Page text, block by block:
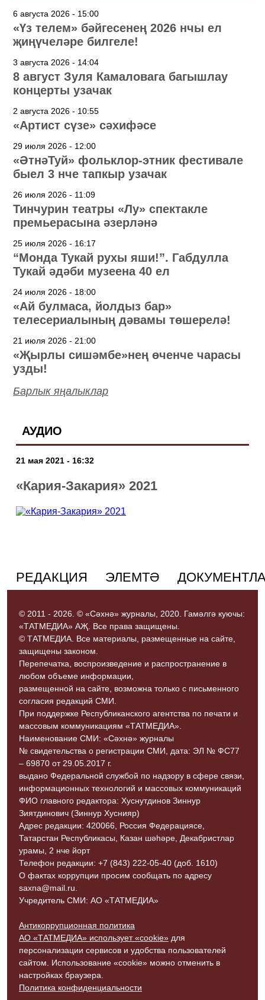
6 августа 2026 - 15:00
«Үз телем» бәйгесенең 2026 нчы ел
җиңүчеләре билгеле!
3 августа 2026 - 14:04
8 август Зуля Камаловага багышлау
концерты узачак
2 августа 2026 - 10:55
«Артист сүзе» сәхифәсе
29 июля 2026 - 12:00
«ӘтнәТуй» фольклор-этник фестивале
быел 3 нче тапкыр узачак
26 июля 2026 - 11:09
Тинчурин театры «Лу» спектакле
премьерасына әзерләнә
25 июля 2026 - 16:17
“Монда Тукай рухы яши!”. Габдулла
Тукай әдәби музеена 40 ел
24 июля 2026 - 18:00
«Ай булмаса, йолдыз бар»
телесериалының дәвамы төшерелә!
21 июля 2026 - 21:00
«Җырлы сишәмбе»нең өченче чарасы
узды!
Барлык яңалыклар
АУДИО
21 мая 2021 - 16:32
«Кария-Закария» 2021
РЕДАКЦИЯ ЭЛЕМТӘ
© 2011 - 2026. © «Сәхнә» журналы, 2020. Гамәлгә куючы:
«ТАТМЕДИА» АҖ. Все права защищены.
© ТАТМЕДИА. Все материалы, размещенные на сайте,
защищены законом.
Перепечатка, воспроизведение и распространение в
любом объеме информации,
размещенной на сайте, возможна только с письменного
согласия редакций СМИ.
При поддержке Республиканского агентства по печати и
массовым коммуникациям «ТАТМЕДИА».
Наименование СМИ: «Сәхнә» журналы
№ свидетельства о регистрации СМИ, дата: ЭЛ № ФС77
– 69870 от 29.05.2017 г.
выдано Федеральной службой по надзору в сфере связи,
информационных технологий и массовых коммуникаций
ФИО главного редактора: Хуснутдинов Зиннур
Зиятдинович (Зиннур Хуснияр)
Адрес редакции: 420066, Россия Федерациясе,
Татарстан Республикасы, Казан шәһәре, Декабристлар
урамы, 2 нче йорт
Телефон редакции: +7 (843) 222-05-40 (доб. 1610)
О фактах коррупции просим сообщать по адресу
saxna@mail.ru.
Учредитель СМИ: АО «ТАТМЕДИА»
Антикоррупционная политика
АО «ТАТМЕДИА» использует «cookie» для
персонализации сервисов и удобства пользователей
сайтом. Использование «cookie» можно отменить в
настройках браузера.
Политика конфиденциальности